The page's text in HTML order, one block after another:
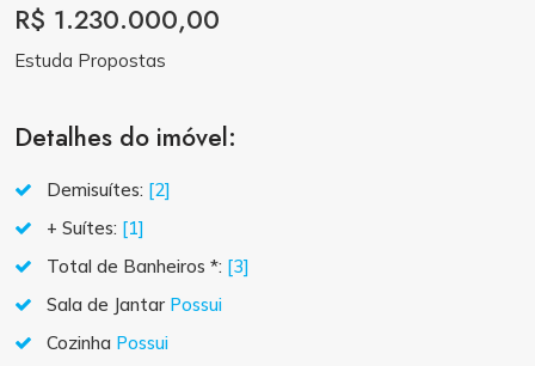
R$ 1.230.000,00
Estuda Propostas
Detalhes do imóvel:
Demisuítes: [2]
+ Suítes: [1]
Total de Banheiros *: [3]
Sala de Jantar Possui
Cozinha Possui